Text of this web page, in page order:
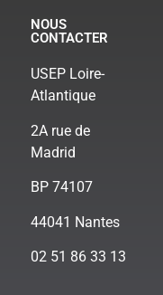
NOUS
CONTACTER
USEP Loire-
Atlantique
2A rue de
Madrid
BP 74107
44041 Nantes
02 51 86 33 13